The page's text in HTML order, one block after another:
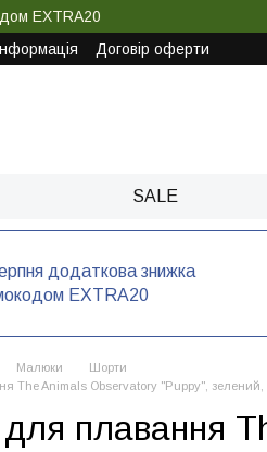
EXTRA20
Договір оферти
SALE
додаткова знижка
EXTRA20
Малюки
Шорти
The Animals Observatory "Puppy", зелений,
плавання